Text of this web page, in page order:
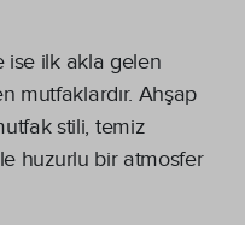
ise ilk akla gelen
mutfaklardır. Ahşap
stili, temiz
huzurlu bir atmosfer